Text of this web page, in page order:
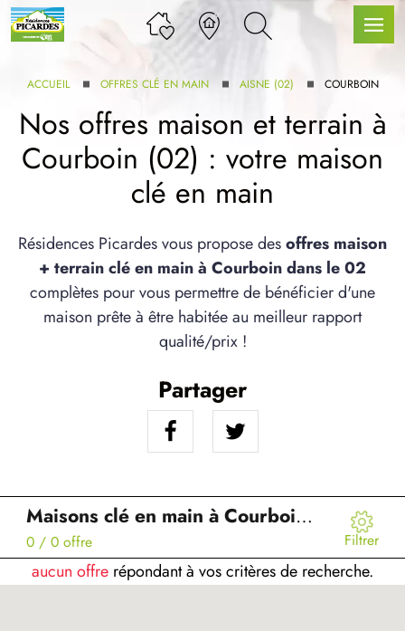
GAMME
SERVICE BDL EXTENSION
ACCUEIL OFFRES CLÉ EN MAIN AISNE (02) COURBOIN
Nos offres maison et terrain à
Courboin (02) : votre maison
clé en main
Résidences Picardes vous propose desoffres maison
+ terrain clé en main à Courboin dans le 02
complètes pour vous permettre de bénéficier d'une
maison prête à être habitée au meilleur rapport
qualité/prix !
Partager
Maisons clé en main à Courboin (02)
0 / 0 offre Filtrer
aucun offre répondant à vos critères de recherche.